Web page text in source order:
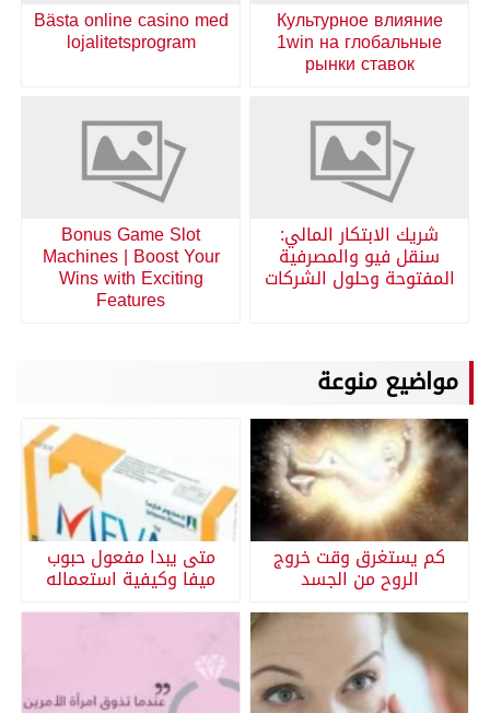
Культурное влияние
1win на глобальные
рынки ставок
Bästa online casino med
lojalitetsprogram
شريك الابتكار المالي:
سنقل فيو والمصرفية
المفتوحة وحلول الشركات
Bonus Game Slot
Machines | Boost Your
Wins with Exciting
Features
مواضيع منوعة
كم يستغرق وقت خروج
الروح من الجسد
متى يبدا مفعول حبوب
ميفا وكيفية استعماله